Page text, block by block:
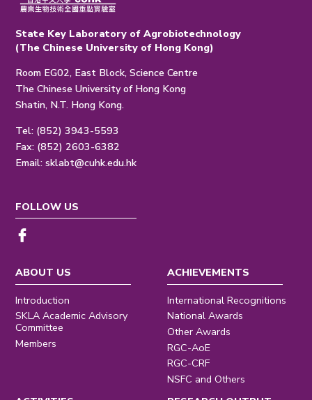
State Key Laboratory of Agrobiotechnology
(The Chinese University of Hong Kong)
Room EG02, East Block, Science Centre
The Chinese University of Hong Kong
Shatin, N.T. Hong Kong.
Tel: (852) 3943-5593
Fax: (852) 2603-6382
Email:sklabt@cuhk.edu.hk
ABOUT US
Introduction
SKLA Academic Advisory
Committee
Members
ACHIEVEMENTS
International Recognitions
National Awards
Other Awards
RGC-AoE
RGC-CRF
NSFC and Others
FOLLOW US